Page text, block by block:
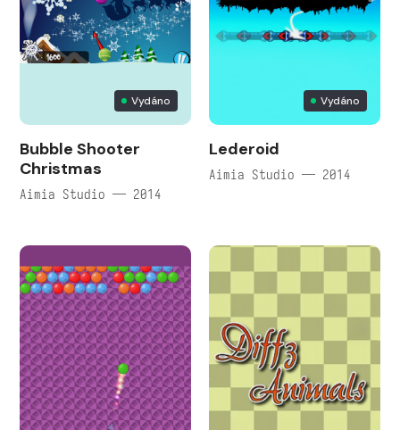
Vydáno
Bubble Shooter
Christmas
Aimia Studio — 2014
Vydáno
Lederoid
Aimia Studio — 2014